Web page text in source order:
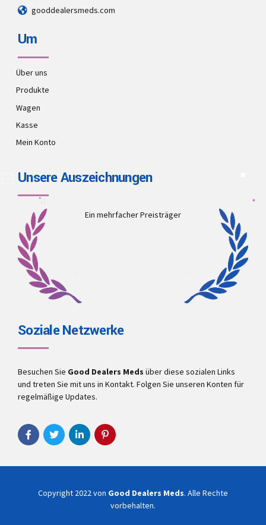
gooddealersmeds.com
Um
Über uns
Produkte
Wagen
Kasse
Mein Konto
Unsere Auszeichnungen
Ein mehrfacher Preisträger
Soziale Netzwerke
Besuchen Sie Good Dealers Meds über diese sozialen Links
und treten Sie mit uns in Kontakt. Folgen Sie unseren Konten für
regelmäßige Updates.
Copyright 2022 von Good Dealers Meds. Alle Rechte
vorbehalten.